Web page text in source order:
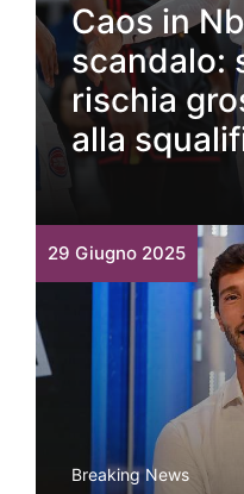
Caos in
scandalo:
rischia
alla
29 Giugno 2025
Breaking News